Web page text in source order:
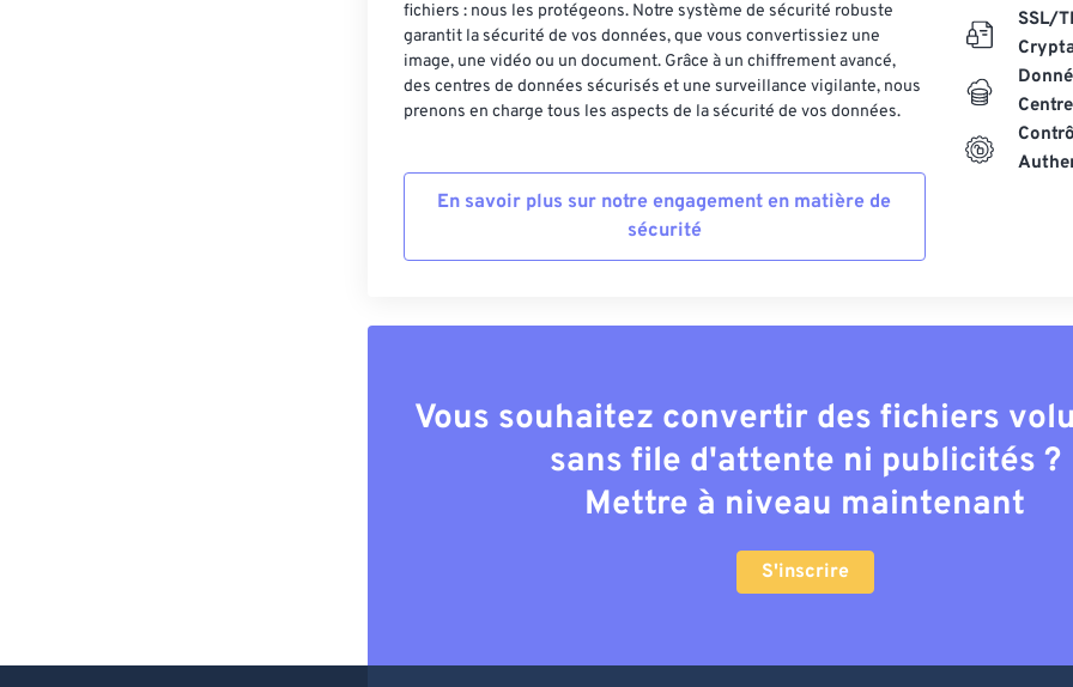
fichiers : nous les protégeons. Notre système de sécurité robuste
garantit la sécurité de vos données, que vous convertissiez une
image, une vidéo ou un document. Grâce à un chiffrement avancé,
des centres de données sécurisés et une surveillance vigilante, nous
prenons en charge tous les aspects de la sécurité de vos données.
En savoir plus sur notre engagement en matière de
sécurité
SSL/
Vous souhaitez convertir des fichiers
sans file d'attente ni publicités ?
Mettre à niveau maintenant
S'inscrire